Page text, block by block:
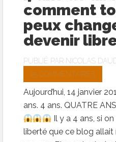
comment
peux
devenir
PUBLIÉ PAR NICOLAS
25 COMMENTAIRES
Aujourd’hui, 14 janvier
ans. 4 ans. QUATRE
Il y a 4 ans, si
liberté que ce blog allait